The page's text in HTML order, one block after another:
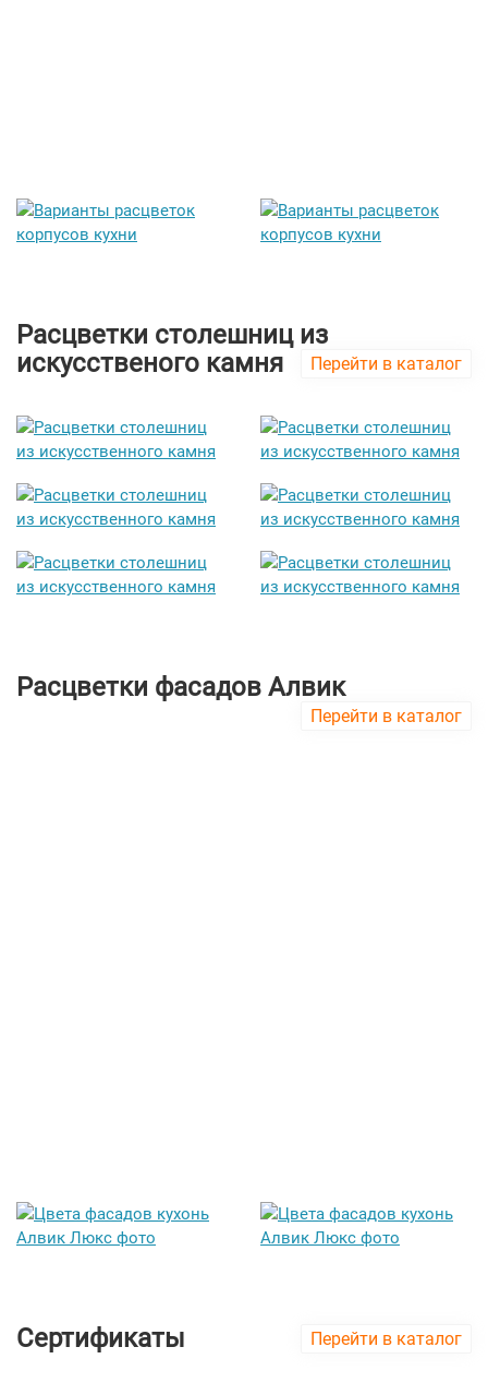
Расцветки столешниц из
искусственого камня
Перейти в каталог
Расцветки фасадов Алвик
Перейти в каталог
Сертификаты Перейти в каталог